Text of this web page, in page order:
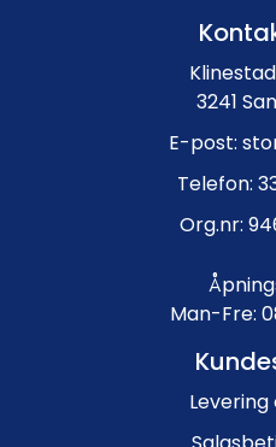
3241
E-post:
Telefon:
Org.nr:
Man-Fre: